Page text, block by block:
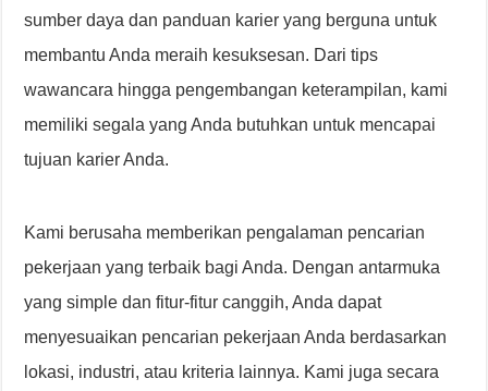
sumber daya dan panduan karier yang berguna untuk
membantu Anda meraih kesuksesan. Dari tips
wawancara hingga pengembangan keterampilan, kami
memiliki segala yang Anda butuhkan untuk mencapai
tujuan karier Anda.
Kami berusaha memberikan pengalaman pencarian
pekerjaan yang terbaik bagi Anda. Dengan antarmuka
yang simple dan fitur-fitur canggih, Anda dapat
menyesuaikan pencarian pekerjaan Anda berdasarkan
lokasi, industri, atau kriteria lainnya. Kami juga secara